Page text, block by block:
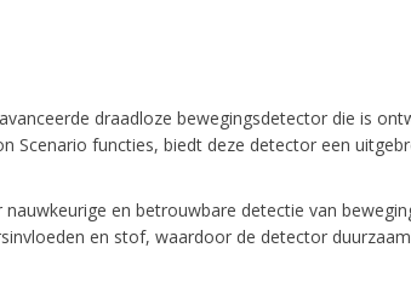
draadloze bewegingsdetector die is
Scenario functies, biedt deze detector een
en betrouwbare detectie van
en stof, waardoor de detector